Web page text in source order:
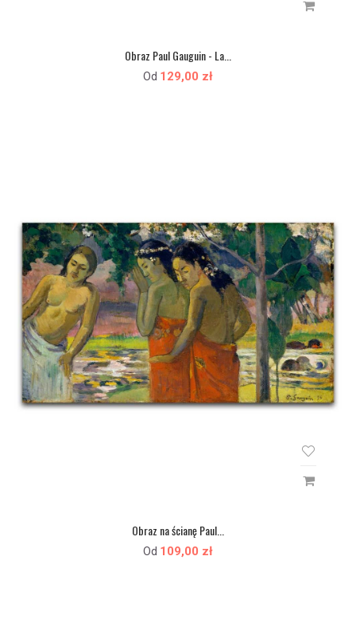
Obraz Paul Gauguin - La...
Od 129,00 zł
Obraz na ścianę Paul...
Od 109,00 zł